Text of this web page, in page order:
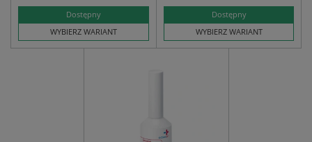
Dostępny
WYBIERZ WARIANT
Dostępny
WYBIERZ WARIANT